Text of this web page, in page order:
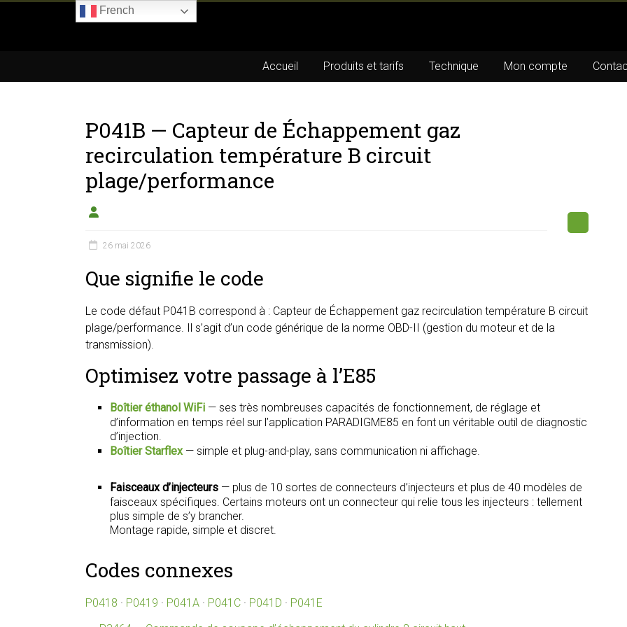
du
éthanol
Accueil Produits et tarifs Technique Mon compte
P041B — Capteur de Échappement gaz
recirculation température B circuit
plage/performance
26 mai 2026
Que signifie le code
Le code défaut P041B correspond à : Capteur de Échappement gaz recirculation température B circuit
plage/performance. Il s’agit d’un code générique de la norme OBD-II (gestion du moteur et de la
transmission).
Optimisez votre passage à l’E85
Boîtier éthanol WiFi — ses très nombreuses capacités de fonctionnement, de réglage et
d’information en temps réel sur l’application PARADIGME85 en font un véritable outil de diagnostic
d’injection.
Boîtier Starflex— simple et plug-and-play, sans communication ni affichage.
Faisceaux d’injecteurs — plus de 10 sortes de connecteurs d’injecteurs et plus de 40 modèles de
faisceaux spécifiques. Certains moteurs ont un connecteur qui relie tous les injecteurs : tellement
plus simple de s’y brancher.
Montage rapide, simple et discret.
Codes connexes
P0418 · P0419 · P041A · P041C · P041D · P041E
French